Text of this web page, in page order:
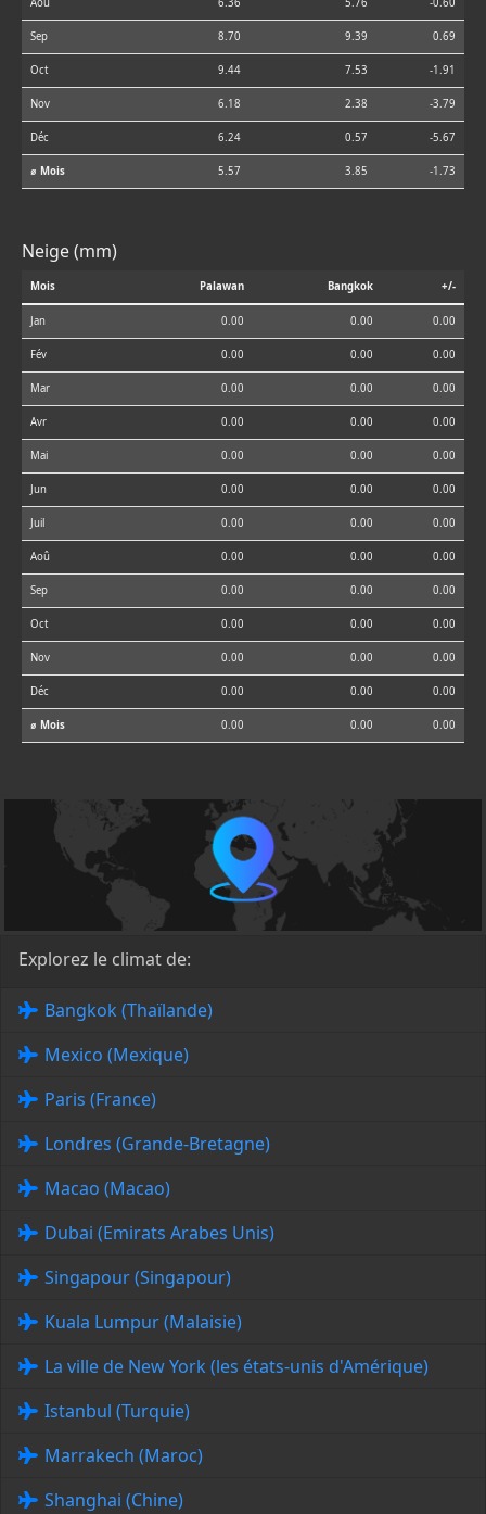
Aoû 6.36 5.76 -0.60
Sep 8.70 9.39 0.69
Oct 9.44 7.53 -1.91
Nov 6.18 2.38 -3.79
Déc 6.24 0.57 -5.67
⌀ Mois 5.57 3.85 -1.73
Neige (mm)
Mois Palawan Bangkok +/-
Jan 0.00 0.00 0.00
Fév 0.00 0.00 0.00
Mar 0.00 0.00 0.00
Avr 0.00 0.00 0.00
Mai 0.00 0.00 0.00
Jun 0.00 0.00 0.00
Juil 0.00 0.00 0.00
Aoû 0.00 0.00 0.00
Sep 0.00 0.00 0.00
Oct 0.00 0.00 0.00
Nov 0.00 0.00 0.00
Déc 0.00 0.00 0.00
⌀ Mois 0.00 0.00 0.00
Explorez le climat de:
Bangkok (Thaïlande)
Mexico (Mexique)
Paris (France)
Londres (Grande-Bretagne)
Macao (Macao)
Dubai (Emirats Arabes Unis)
Singapour (Singapour)
Kuala Lumpur (Malaisie)
La ville de New York (les états-unis d'Amérique)
Istanbul (Turquie)
Marrakech (Maroc)
Shanghai (Chine)